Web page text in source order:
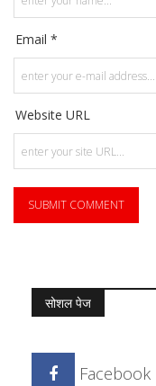
Email *
Website URL
सोशल पेज
Facebook